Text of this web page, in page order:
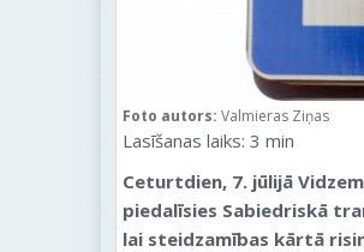
Foto autors: Valmieras Ziņas
Lasīšanas laiks: 3 min
Ceturtdien, 7. jūlijā
piedalīsies Sabiedriskā
lai steidzamības kārtā